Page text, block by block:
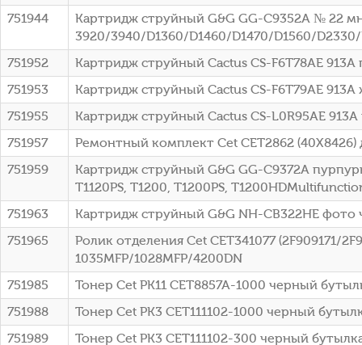
751944
Картридж струйный G&G GG-C9352A № 22
3920/3940/D1360/D1460/D1470/D1560/
751952
Картридж струйный Cactus CS-F6T78AE
751953
Картридж струйный Cactus CS-F6T79AE
751955
Картридж струйный Cactus CS-L0R95AE
751957
Ремонтный комплект Cet CET2862 (40X8426)
751959
Картридж струйный G&G GG-C9372A
T1120PS, T1200, T1200PS,
751963
Картридж струйный G&G NH-CB322HE фото
751965
Ролик отделения Cet CET341077 (2F909171/
1035MFP/1028MFP/4200DN
751985
Тонер Cet PK11 CET8857A-1000 черный
751988
Тонер Cet PK3 CET111102-1000 черный
751989
Тонер Cet PK3 CET111102-300 черный